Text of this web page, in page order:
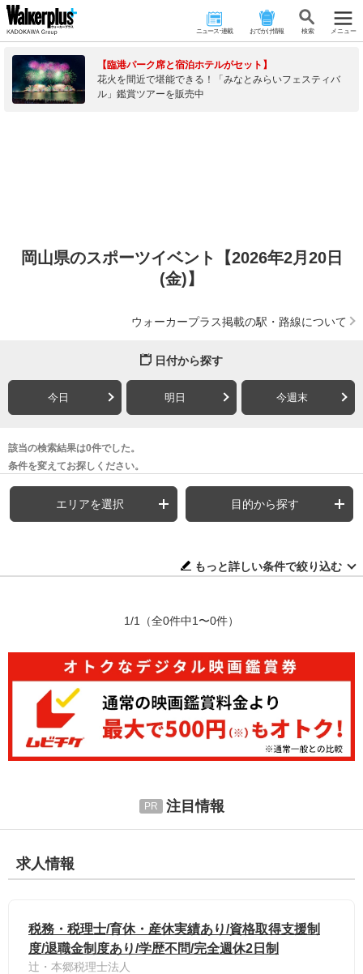
ニュース･連載 おでかけ情報 検 索 メニュー
【臨港パーク席と宿泊ホテルがセット】
花火を間近で堪能できる！「みなとみらいフェスティバ
ル」鑑賞ツアーを販売中
岡山県のスポーツイベント【2026年2月20日
(金)】
ウォーカープラス掲載の駅・路線について
日付から探す
今日 明日 今週末
該当の検索結果は0件でした。
条件を変えてお探しください。
エリアを選択 目的から探す
もっと詳しい条件で絞り込む
1/1 （全0件中1〜0件）
注目情報
求人情報
税務・税理士/育休・産休実績あり/資格取得支援制
度/退職金制度あり/学歴不問/完全週休2日制
辻・本郷税理士法人